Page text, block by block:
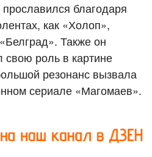
благодаря
как «Холоп»,
Также он
свою роль в картине
резонанс вызвала
сериале «Магомаев».